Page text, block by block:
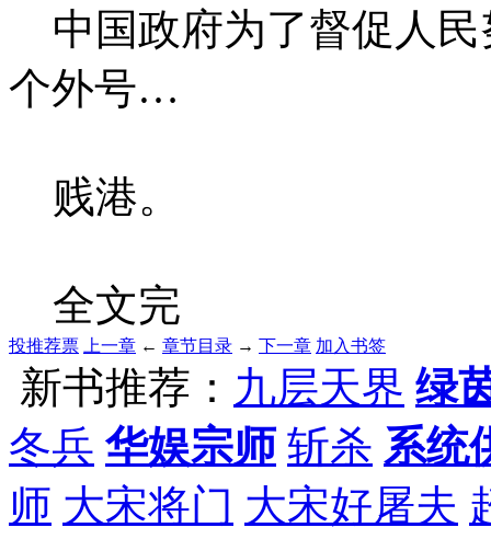
中国政府为了督促人民
个外号…
贱港。
全文完
投推荐票 上一章 ← 章节目录 → 下一章 加入书签
新书推荐： 九层天界 绿
冬兵 华娱宗师 斩杀 系统
师 大宋将门 大宋好屠夫